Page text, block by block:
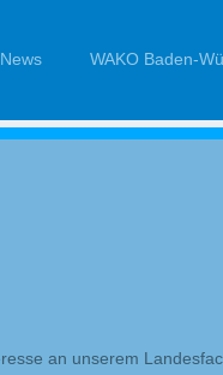
News WAKO Baden-
an unserem